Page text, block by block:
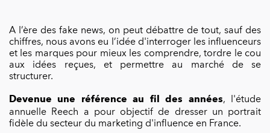
A l’ère des fake news, on peut débattre de tout, sauf des
chiffres, nous avons eu l’idée d'interroger les influenceurs
et les marques pour mieux les comprendre, tordre le cou
aux idées reçues, et permettre au marché de se
structurer.
Devenue une référence au fil des années, l'étude
annuelle Reech a pour objectif de dresser un portrait
fidèle du secteur du marketing d'influence en France.